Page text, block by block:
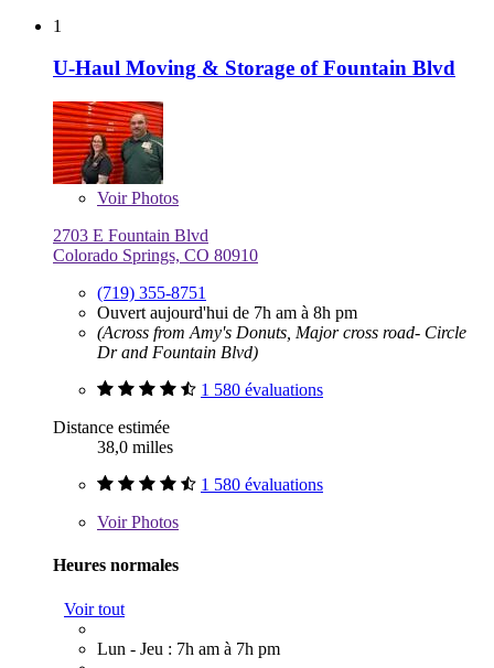
1
U-Haul Moving & Storage of Fountain Blvd
VoirPhotos
2703 E Fountain Blvd
Colorado Springs, CO 80910
(719) 355-8751
Ouvert aujourd'hui de 7h am à 8h pm
(Across from Amy's Donuts, Major cross road- Circle
Dr and Fountain Blvd)
1 580 évaluations
Distance estimée
38,0 milles
1 580 évaluations
VoirPhotos
Heures normales
Voir tout
Lun - Jeu : 7h am à 7h pm